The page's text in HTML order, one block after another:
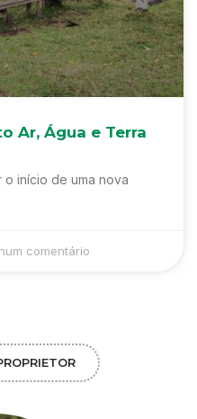
Ar, Água e Terra
o início de uma nova
comentário